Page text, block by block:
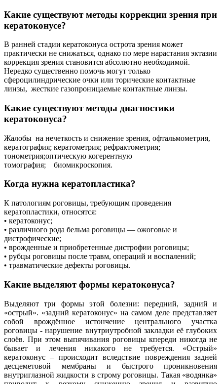
Какие существуют методы коррекции зрения при
кератоконусе?
В ранней стадии кератоконуса острота зрения может
практически не снижаться, однако по мере нарастания эктазии
коррекция зрения становится абсолютно необходимой.
Нередко существенно помочь могут только
сфероцилиндрические очки или торические контактные
линзы, жесткие газопроницаемые контактные линзы.
Какие существуют методы диагностики
кератоконуса?
Жалобы на нечеткость и снижение зрения, офтальмометрия,
кератография; кератометрия; рефрактометрия;
тонометрия;оптическую когерентную
томография; биомикроскопия.
Когда нужна кератопластика?
К патологиям роговицы, требующим проведения
кератопластики, относятся:
• кератоконус;
• различного рода бельма роговицы — ожоговые и
дистрофические;
• врожденные и приобретенные дистрофии роговицы;
• рубцы роговицы после травм, операций и воспалений;
• травматические дефекты роговицы.
Какие выделяют формы кератоконуса?
Выделяют три формы этой болезни: передний, задний и
«острый». «задний кератоконус» на самом деле представляет
собой врождённое истончение центрального участка
роговицы - нарушение внутриутробной закладки её глубоких
слоёв. При этом выпячивания роговицы кпереди никогда не
бывает и лечения никакого не требуется. «Острый»
кератоконус – происходит вследствие повреждения задней
десцеметовой мембраны и быстрого проникновения
внутриглазной жидкости в строму роговицы. Такая «водянка»